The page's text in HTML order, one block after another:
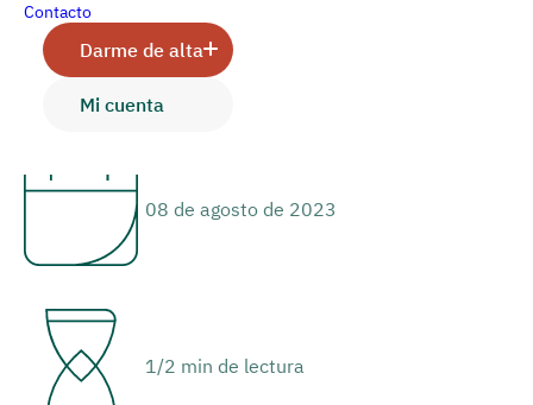
Contacto
Darme de alta
Mi cuenta
08 de agosto de 2023
1/2 min de lectura